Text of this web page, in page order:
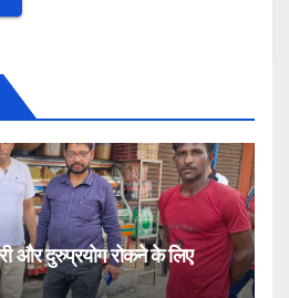
और दुरुप्रयोग रोकने के लिए